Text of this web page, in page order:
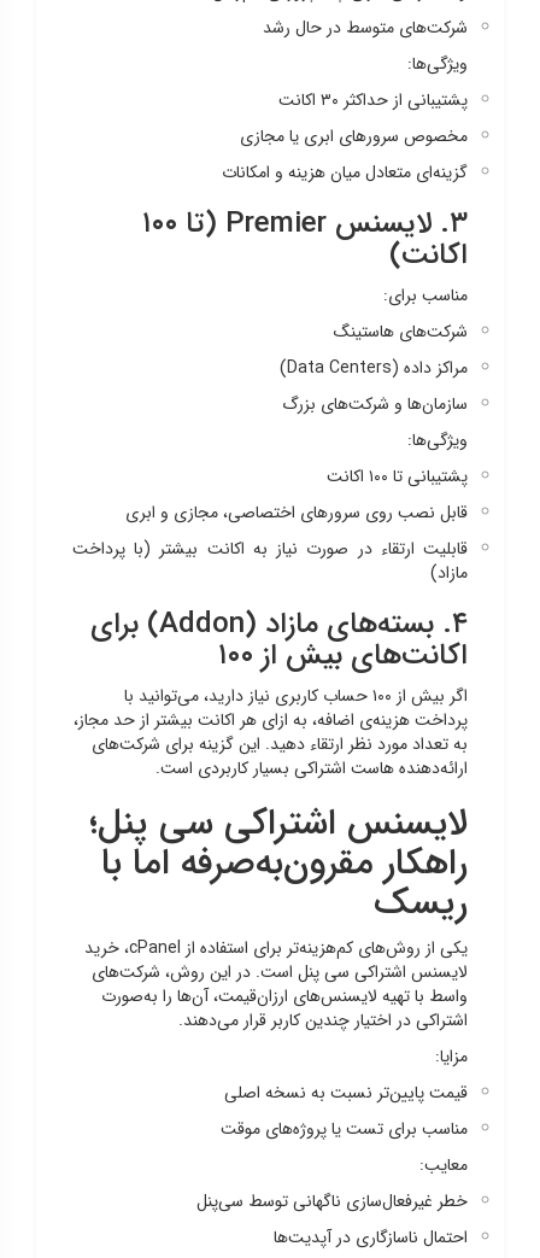
شرکت‌های متوسط در حال رشد
ویژگی‌ها:
پشتیبانی از حداکثر ۳۰ اکانت
مخصوص سرورهای ابری یا مجازی
گزینه‌ای متعادل میان هزینه و امکانات
۳. لایسنس Premier (تا ۱۰۰
اکانت)
مناسب برای:
شرکت‌های هاستینگ
مراکز داده (Data Centers)
سازمان‌ها و شرکت‌های بزرگ
ویژگی‌ها:
پشتیبانی تا ۱۰۰ اکانت
قابل نصب روی سرورهای اختصاصی، مجازی و ابری
قابلیت ارتقاء در صورت نیاز به اکانت بیشتر (با پرداخت
مازاد)
۴. بسته‌های مازاد (Addon) برای
اکانت‌های بیش از ۱۰۰
اگر بیش از ۱۰۰ حساب کاربری نیاز دارید، می‌توانید با
پرداخت هزینه‌ی اضافه، به ازای هر اکانت بیشتر از حد مجاز،
به تعداد مورد نظر ارتقاء دهید. این گزینه برای شرکت‌های
ارائه‌دهنده هاست اشتراکی بسیار کاربردی است.
لایسنس اشتراکی سی پنل؛
راهکار مقرون‌به‌صرفه اما با
ریسک
یکی از روش‌های کم‌هزینه‌تر برای استفاده از cPanel، خرید
لایسنس اشتراکی سی پنل است. در این روش، شرکت‌های
واسط با تهیه لایسنس‌های ارزان‌قیمت، آن‌ها را به‌صورت
اشتراکی در اختیار چندین کاربر قرار می‌دهند.
مزایا:
قیمت پایین‌تر نسبت به نسخه اصلی
مناسب برای تست یا پروژه‌های موقت
معایب:
خطر غیرفعال‌سازی ناگهانی توسط سی‌پنل
احتمال ناسازگاری در آپدیت‌ها